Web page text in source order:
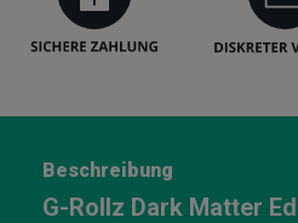
Beschreibung
G-Rollz Dark Matter